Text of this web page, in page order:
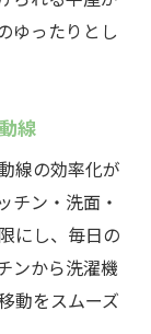
ゆったりとし
線
線の効率化が
チン・洗面・
にし、毎日の
ンから洗濯機
動をスムーズ